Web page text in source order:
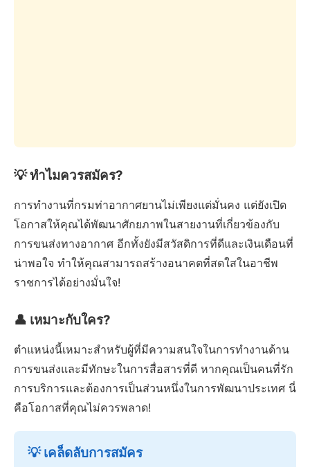
💡 ทำไมควรสมัคร?
การทำงานที่กรมท่าอากาศยานไม่เพียงแต่มั่นคง แต่ยังเปิด
โอกาสให้คุณได้พัฒนาศักยภาพในสายงานที่เกี่ยวข้องกับ
การขนส่งทางอากาศ อีกทั้งยังมีสวัสดิการที่ดีและเงินเดือนที่
น่าพอใจ ทำให้คุณสามารถสร้างอนาคตที่สดใสในอาชีพ
ราชการได้อย่างมั่นใจ!
👤 เหมาะกับใคร?
ตำแหน่งนี้เหมาะสำหรับผู้ที่มีความสนใจในการทำงานด้าน
การขนส่งและมีทักษะในการสื่อสารที่ดี หากคุณเป็นคนที่รัก
การบริการและต้องการเป็นส่วนหนึ่งในการพัฒนาประเทศ นี่
คือโอกาสที่คุณไม่ควรพลาด!
💡 เคล็ดลับการสมัคร